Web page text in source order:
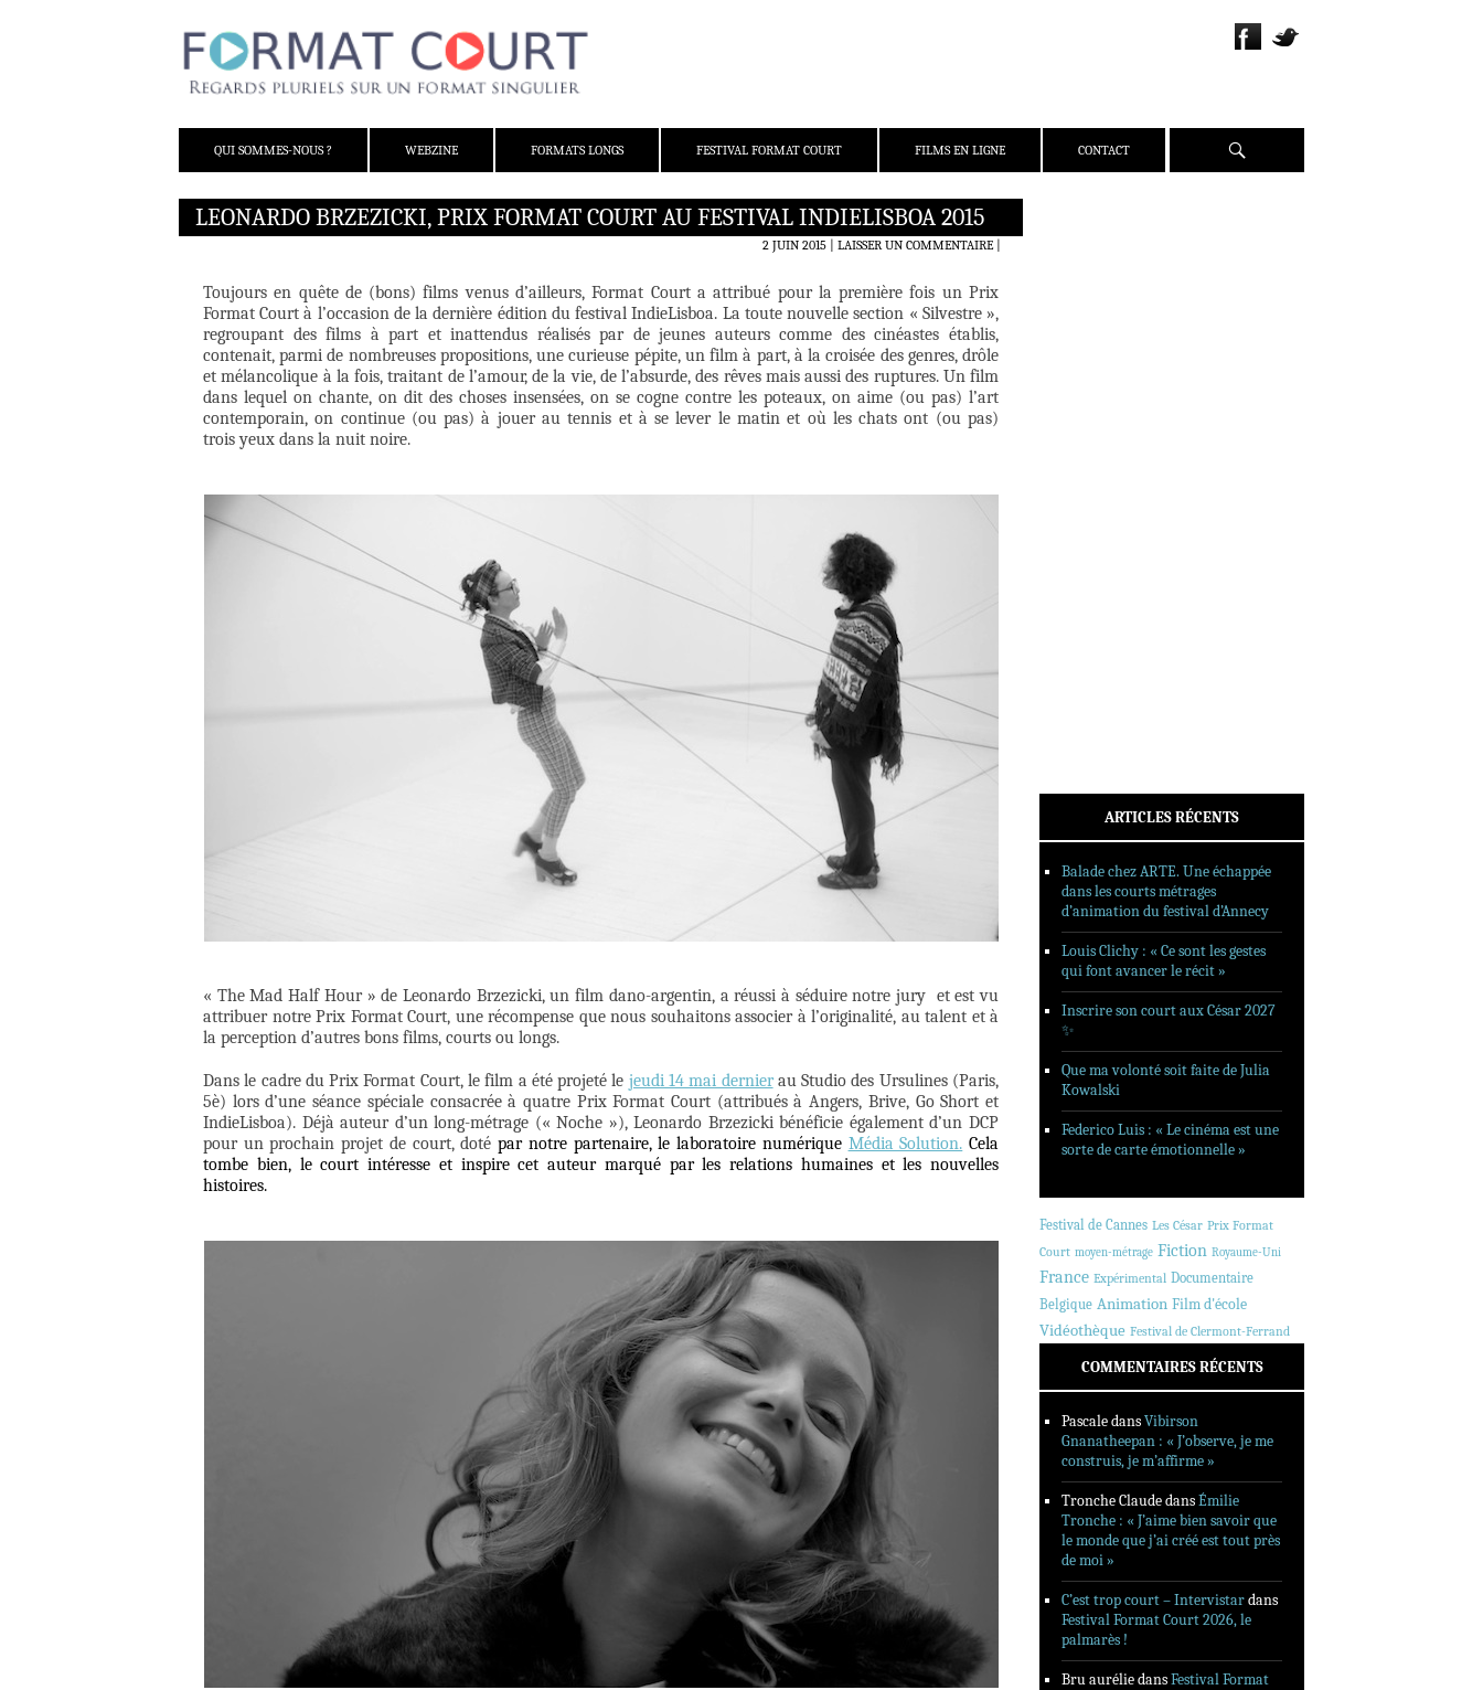
QUI SOMMES-NOUS ?
WEBZINE FORMATS LONGS FESTIVAL FORMAT COURT FILMS EN LIGNE CONTACT Recherche
LEONARDO BRZEZICKI, PRIX FORMAT COURT AU FESTIVAL INDIELISBOA 2015
2 JUIN 2015 LAISSER UN COMMENTAIRE|
Toujours en quête de (bons) films venus d’ailleurs, Format Court a attribué pour la première fois un Prix
Format Court à l’occasion de la dernière édition du festival IndieLisboa. La toute nouvelle section « Silvestre »,
regroupant des films à part et inattendus réalisés par de jeunes auteurs comme des cinéastes établis,
contenait, parmi de nombreuses propositions, une curieuse pépite, un film à part, à la croisée des genres, drôle
et mélancolique à la fois, traitant de l’amour, de la vie, de l’absurde, des rêves mais aussi des ruptures. Un film
dans lequel on chante, on dit des choses insensées, on se cogne contre les poteaux, on aime (ou pas) l’art
contemporain, on continue (ou pas) à jouer au tennis et à se lever le matin et où les chats ont (ou pas)
trois yeux dans la nuit noire.
« The Mad Half Hour » de Leonardo Brzezicki, un film dano-argentin, a réussi à séduire notre jury et est vu
attribuer notre Prix Format Court, une récompense que nous souhaitons associer à l’originalité, au talent et à
la perception d’autres bons films, courts ou longs.
Dans le cadre du Prix Format Court, le film a été projeté le jeudi 14 mai dernierau Studio des Ursulines (Paris,
5è) lors d’une séance spéciale consacrée à quatre Prix Format Court (attribués à Angers, Brive, Go Short et
IndieLisboa). Déjà auteur d’un long-métrage (« Noche »), Leonardo Brzezicki bénéficie également d’un DCP
pour un prochain projet de court, dotépar notre partenaire, lelaboratoire numérique Média Solution. Cela
tombe bien, le court intéresse et inspire cet auteur marqué par les relations humaines et les nouvelles
histoires.
ARTICLES RÉCENTS
Balade chez ARTE. Une échappée
dans les courts métrages
d’animation du festival d’Annecy
Louis Clichy : « Ce sont les gestes
qui font avancer le récit »
Inscrire son court aux César 2027
✨
Que ma volonté soit faite de Julia
Kowalski
Federico Luis : « Le cinéma est une
sorte de carte émotionnelle »
Festival de Cannes Les César Prix Format
Court moyen-métrage Fiction Royaume-Uni
France Expérimental Documentaire
Belgique Animation Film d'école
Vidéothèque Festival de Clermont-Ferrand
COMMENTAIRES RÉCENTS
PascaledansVibirson
Gnanatheepan : « J’observe, je me
construis, je m’affirme »
Tronche ClaudedansÉmilie
Tronche : « J’aime bien savoir que
le monde que j’ai créé est tout près
de moi »
C’est trop court – Intervistardans
Festival Format Court 2026, le
palmarès !
Bru auréliedansFestival Format